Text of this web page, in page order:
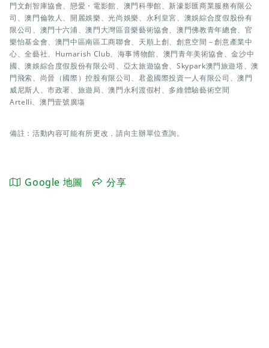
門文創智庫協會、戀愛・電影館、澳門科學館、新濠影匯商業服務有限公
司、澳門倫敦人、開麗娛樂、光尚娛樂、永利皇宮、澳娛綜合度假股份有
限公司、澳門十六浦、澳門大灣區音樂藝術協會、澳門佛教青年總會、官
樂怡基金會、澳門中區南區工商聯會、天順上創、創意空間－創意產業中
心、全藝社、Humarish Club、海事博物館、澳門青年美術協會、金沙中
國、澳娛綜合度假股份有限公司、亞太旅遊協會、Skypark澳門旅遊塔、澳
門飛索、尚晉（國際）控股有限公司、君盈國際投資一人有限公司、澳門
威尼斯人、市政署、旅遊局、澳門永利渡假村、多維體驗藝術空間
Artelli、澳門壹號廣塲
備註：活動內容可能有所更改，請向主辦單位查詢。
Google 地圖 分享